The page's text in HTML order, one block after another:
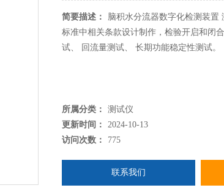
简要描述：
脑积水分流器数字化检测装置
标准中相关条款设计制作，检验开启和闭
试、 回流量测试、 长期功能稳定性测试。
所属分类：
测试仪
更新时间：
2024-10-13
访问次数：
775
联系我们